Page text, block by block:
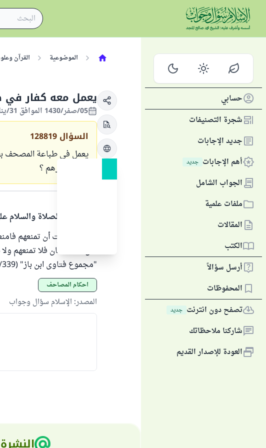
حسابي
شجرة التصنيفات
جديد الإجابات
أهم الإجابات جديد
الجواب الشامل
ملفات علمية
المقالات
الكتب
أرسل سؤالاً
المحفوظات
تصفح دون انترنت جديد
شاركنا ملاحظاتك
العودة للإصدار القديم
الموضوعية القرآن
يعمل معه كفار في
05/صفر/1430 الموافق 31/يناير/2009
السؤال 128819
يعمل في طباعة المصحف
وجود غيرهم ؟
الحمد لله والصلاة
" إذا استطعت أن تمنعهم
كان لك سلطان فلا تمنعهم
"مجموع فتاوى ابن باز" (24/339) .
أحكام المصاحف
المصدر: الإسلام سؤال وجواب